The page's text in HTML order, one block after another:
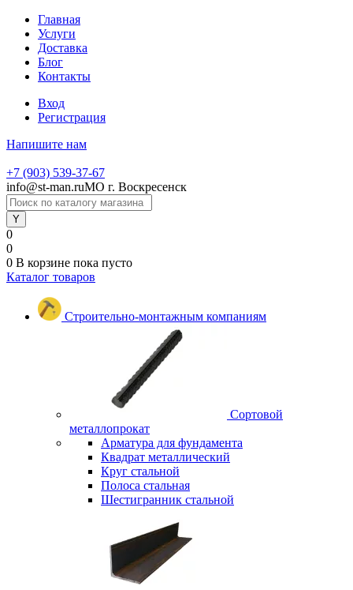
Главная
Услуги
Доставка
Блог
Контакты
Вход
Регистрация
Напишите нам
+7 (903) 539-37-67
info@st-man.ruМО г. Воскресенск
0
0
0 В корзине пока пусто
Каталог товаров
Строительно-монтажным компаниям
Сортовой
металлопрокат
Арматура для фундамента
Квадрат металлический
Круг стальной
Полоса стальная
Шестигранник стальной